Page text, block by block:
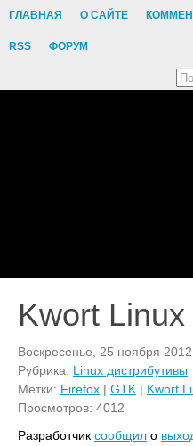
ГЛАВНАЯ О САЙТЕ
RSS ФОРУМ
Kwort Linux
Воскресенье, 25 ноября 2012
Рубрика: Linux дистрибутивы
Метки: Firefox | GTK | Kwort
Просмотров: 4012
Разработчик сообщил о